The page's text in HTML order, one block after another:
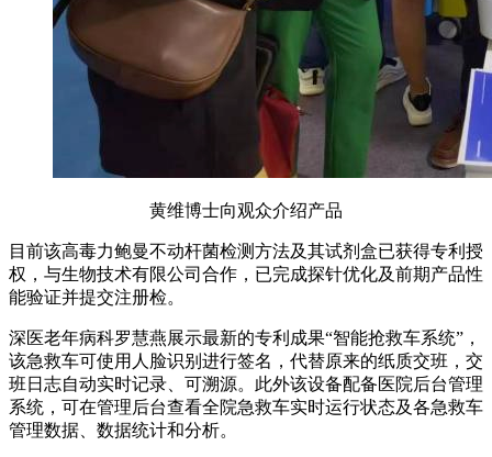
黄维博士向观众介绍产品
目前该高毒力鲍曼不动杆菌检测方法及其试剂盒已获得专利授
权，与生物技术有限公司合作，已完成探针优化及前期产品性
能验证并提交注册检。
深医老年病科罗慧燕展示最新的专利成果“智能抢救车系统”，
该急救车可使用人脸识别进行签名，代替原来的纸质交班，交
班日志自动实时记录、可溯源。此外该设备配备医院后台管理
系统，可在管理后台查看全院急救车实时运行状态及各急救车
管理数据、数据统计和分析。